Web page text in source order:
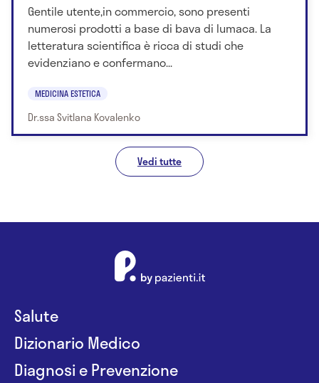
Gentile utente,in commercio, sono presenti
numerosi prodotti a base di bava di lumaca. La
letteratura scientifica è ricca di studi che
evidenziano e confermano...
MEDICINA ESTETICA
Dr.ssa Svitlana Kovalenko
Vedi tutte
Salute
Dizionario Medico
Diagnosi e Prevenzione